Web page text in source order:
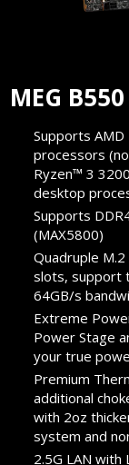
MEG
Supports
processors
Ryzen™ 3
desktop
Supports
(MAX5800)
Quadruple
slots, support
64GB/s
Extreme
Power Stage
your true
Premium
additional
with 2oz
system and
2.5G LAN with